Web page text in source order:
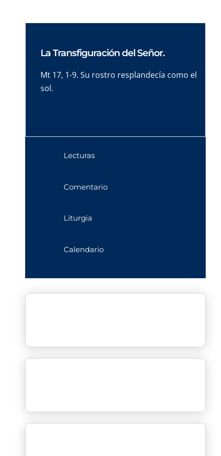
La Transfiguración del Señor.
Mt 17, 1-9. Su rostro resplandecía como el
sol.
Lecturas
Comentario
Liturgia
Calendario